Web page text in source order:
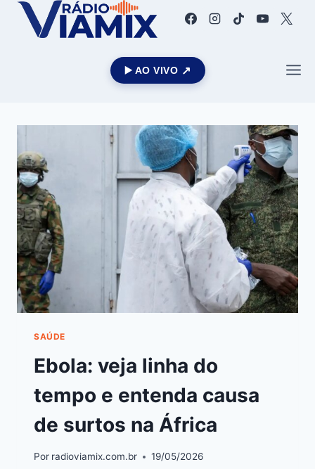
▶️ AO VIVO
SAÚDE
Ebola: veja linha do
tempo e entenda causa
de surtos na África
Por radioviamix.com.br 19/05/2026